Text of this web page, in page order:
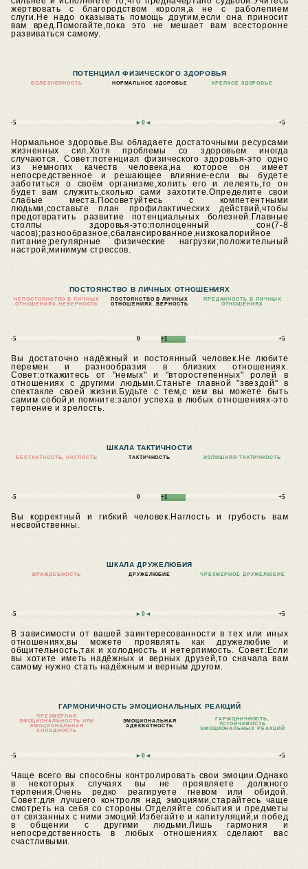
жертвовать с благородством короля,а не с раболепием
слуги.Не надо оказывать помощь другим,если она приносит
вам вред.Помогайте,пока это не мешает вам всесторонне
развиваться самому.
ПОТЕНЦИАЛ ФИЗИЧЕСКОГО ЗДОРОВЬЯ
БОЛЕЗНЕННОСТЬ НОРМАЛЬНОЕ ЗДОРОВЬЕ КРЕПКОЕ ЗДОРОВЬЕ
-5 ►0◄ +5
Нормальное здоровье.Вы обладаете достаточными ресурсами
жизненных сил.Хотя проблемы со здоровьем иногда
случаются.Совет:потенциал физического здоровья-это одно
из немногих качеств человека,на которое он имеет
непосредственное и решающее влияние-если вы будете
заботиться о своём организме,холить его и лелеять,то он
будет вам служить,сколько сами захотите.Определите свои
слабые места.Посоветуйтесь с компетентными
людьми,составьте план профилактических действий,чтобы
предотвратить развитие потенциальных болезней.Главные
столпы здоровья-это:полноценный сон(7-8
часов);разнообразное,сбалансированное,низкокалорийное
питание;регулярные физические нагрузки;положительный
настрой;минимум стрессов.
ПОСТОЯНСТВО В ЛИЧНЫХ ОТНОШЕНИЯХ
НЕПОСТОЯНСТВО В ЛИЧНЫХ
ОТНОШЕНИЯХ.
НЕВЕРНОСТЬ
ПОСТОЯНСТВО В ЛИЧНЫХ
ОТНОШЕНИЯХ. ВЕРНОСТЬ
ПРЕДАННОСТЬ В ЛИЧНЫХ
ОТНОШЕНИЯХ
-5 0 +1 +5
Вы достаточно надёжный и постоянный человек.Не любите
перемен и разнообразия в близких отношениях.
Совет:откажитесь от "немых" и "второстепенных" ролей в
отношениях с другими людьми.Станьте главной "звездой" в
спектакле своей жизни.Будьте с тем,с кем вы можете быть
самим собой,и помните:залог успеха в любых отношениях-это
терпение и зрелость.
ШКАЛА ТАКТИЧНОСТИ
БЕСТАКТНОСТЬ, НАГЛОСТЬ ТАКТИЧНОСТЬ ИЗЛИШНЯЯ ТАКТИЧНОСТЬ
-5 0 +1 +5
Вы корректный и гибкий человек.Наглость и грубость вам
несвойственны.
ШКАЛА ДРУЖЕЛЮБИЯ
ВРАЖДЕБНОСТЬ ДРУЖЕЛЮБИЕ ЧРЕЗМЕРНОЕ ДРУЖЕЛЮБИЕ
-5 ►0◄ +5
В зависимости от вашей заинтересованности в тех или иных
отношениях,вы можете проявлять как дружелюбие и
общительность,так и холодность и нетерпимость. Совет:Если
вы хотите иметь надёжных и верных друзей,то сначала вам
самому нужно стать надёжным и верным другом.
ГАРМОНИЧНОСТЬ ЭМОЦИОНАЛЬНЫХ РЕАКЦИЙ
ЧРЕЗМЕРНАЯ
ЭМОЦИОНАЛЬНОСТЬ ИЛИ
ЭМОЦИОНАЛЬНАЯ
ХОЛОДНОСТЬ
ЭМОЦИОНАЛЬНАЯ
АДЕКВАТНОСТЬ
ГАРМОНИЧНОСТЬ,
УСТОЙЧИВОСТЬ
ЭМОЦИОНАЛЬНЫХ РЕАКЦИЙ
-5 ►0◄ +5
Чаще всего вы способны контролировать свои эмоции.Однако
в некоторых случаях вы не проявляете должного
терпения.Очень редко реагируете гневом или обидой.
Совет:для лучшего контроля над эмоциями,старайтесь чаще
смотреть на себя со стороны.Отделяйте события и предметы
от связанных с ними эмоций.Избегайте и капитуляций,и побед
в общении с другими людьми.Лишь гармония и
непосредственность в любых отношениях сделают вас
счастливыми.